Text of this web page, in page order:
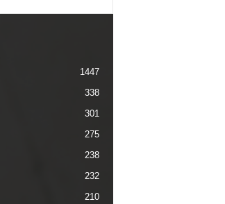
1447
338
301
275
238
232
210